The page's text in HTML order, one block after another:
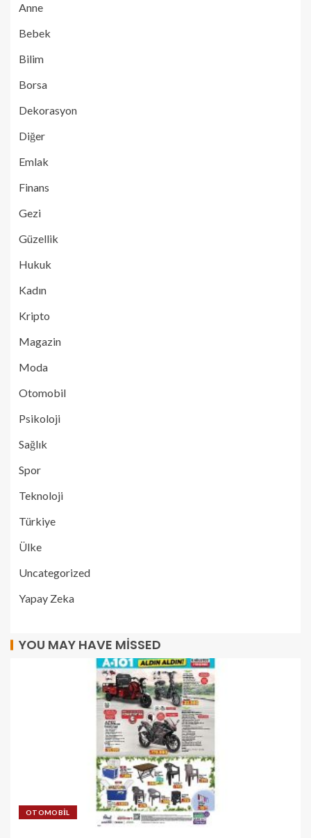
Anne
Bebek
Bilim
Borsa
Dekorasyon
Diğer
Emlak
Finans
Gezi
Güzellik
Hukuk
Kadın
Kripto
Magazin
Moda
Otomobil
Psikoloji
Sağlık
Spor
Teknoloji
Türkiye
Ülke
Uncategorized
Yapay Zeka
YOU MAY HAVE MISSED
OTOMOBIL